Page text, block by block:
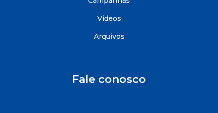
Videos
Arquivos
Fale conosco